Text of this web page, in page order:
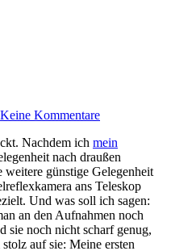
Keine Kommentare
Nachdem ich mein
nach draußen
weitere günstige Gelegenheit
ans Teleskop
Und was soll ich sagen:
an den Aufnahmen noch
sie noch nicht scharf genug,
auf sie: Meine ersten